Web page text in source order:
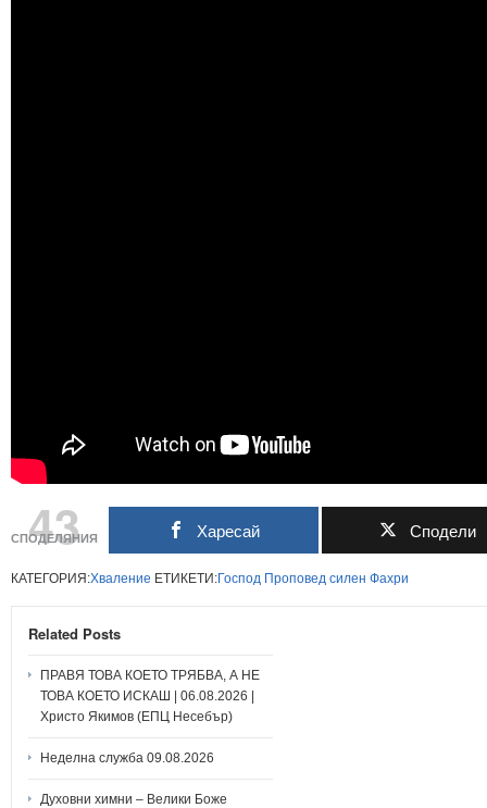
43
СПОДЕЛЯНИЯ Харесай Сподели
КАТЕГОРИЯ:Хваление ЕТИКЕТИ:Господ Проповед силен Фахри
Related Posts
ПРАВЯ ТОВА КОЕТО ТРЯБВА, А НЕ
ТОВА КОЕТО ИСКАШ | 06.08.2026 |
Христо Якимов (ЕПЦ Несебър)
Неделна служба 09.08.2026
Духовни химни – Велики Боже